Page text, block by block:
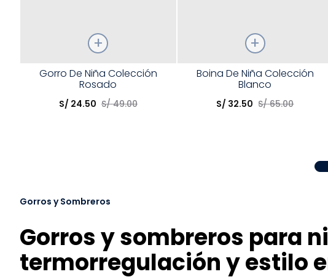
Talla
Elige una opción
Gorro De Niña Colección
Rosado
S/ 24.50 S/ 49.00
Talla
Elige una opción
Boina De Niña Colección
Blanco
S/ 32.50 S/ 65.00
Gorros y Sombreros
Gorros y sombreros para
termorregulación y estilo